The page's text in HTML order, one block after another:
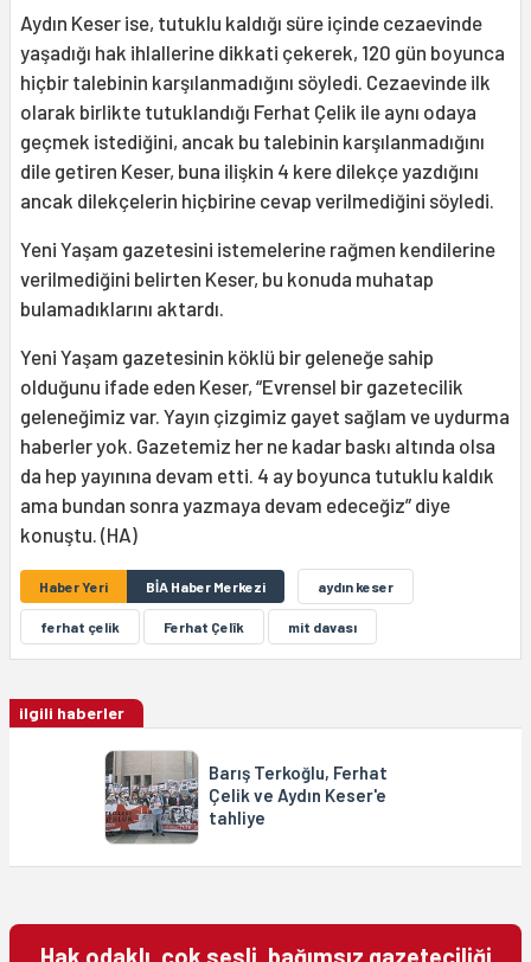
Aydın Keser ise, tutuklu kaldığı süre içinde cezaevinde
yaşadığı hak ihlallerine dikkati çekerek, 120 gün boyunca
hiçbir talebinin karşılanmadığını söyledi. Cezaevinde ilk
olarak birlikte tutuklandığı Ferhat Çelik ile aynı odaya
geçmek istediğini, ancak bu talebinin karşılanmadığını
dile getiren Keser, buna ilişkin 4 kere dilekçe yazdığını
ancak dilekçelerin hiçbirine cevap verilmediğini söyledi.
Yeni Yaşam gazetesini istemelerine rağmen kendilerine
verilmediğini belirten Keser, bu konuda muhatap
bulamadıklarını aktardı.
Yeni Yaşam gazetesinin köklü bir geleneğe sahip
olduğunu ifade eden Keser, “Evrensel bir gazetecilik
geleneğimiz var. Yayın çizgimiz gayet sağlam ve uydurma
haberler yok. Gazetemiz her ne kadar baskı altında olsa
da hep yayınına devam etti. 4 ay boyunca tutuklu kaldık
ama bundan sonra yazmaya devam edeceğiz” diye
konuştu. (HA)
Haber Yeri BİA Haber Merkezi aydın keser
ferhat çelik Ferhat Çelîk mit davası
ilgili haberler
Barış Terkoğlu, Ferhat
Çelik ve Aydın Keser'e
tahliye